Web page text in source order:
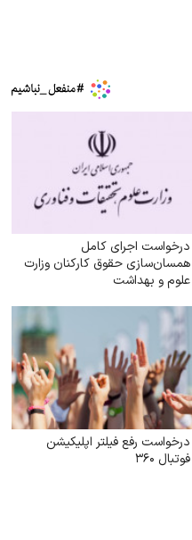
درخواست اجرای کامل
همسان‌سازی حقوق کارکنان وزارت
علوم و بهداشت
درخواست رفع فیلتر اپلیکیشن
فوتبال ۳۶۰